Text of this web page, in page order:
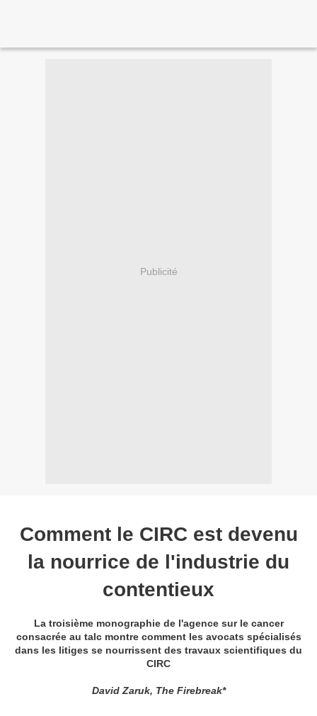
Publicité
Comment le CIRC est devenu
la nourrice de l'industrie du
contentieux
La troisième monographie de l'agence sur le cancer
consacrée au talc montre comment les avocats spécialisés
dans les litiges se nourrissent des travaux scientifiques du
CIRC
David Zaruk, The Firebreak*